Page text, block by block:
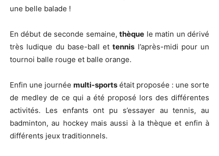
une belle balade !
En début de seconde semaine,thèque le matin un dérivé
très ludique du base-ball ettennis l’après-midi pour un
tournoi balle rouge et balle orange.
Enfin une journée multi-sports était proposée : une sorte
de medley de ce qui a été proposé lors des différentes
activités. Les enfants ont pu s’essayer au tennis, au
badminton, au hockey mais aussi à la thèque et enfin à
différents jeux traditionnels.